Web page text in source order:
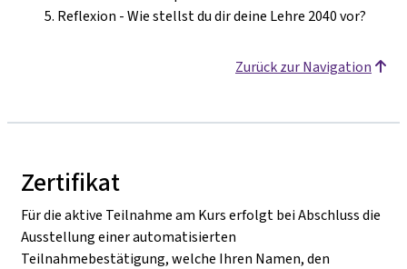
Reflexion - Wie stellst du dir deine Lehre 2040 vor?
Zurück zur Navigation
Zertifikat
Für die aktive Teilnahme am Kurs erfolgt bei Abschluss die
Ausstellung einer automatisierten
Teilnahmebestätigung, welche Ihren Namen, den